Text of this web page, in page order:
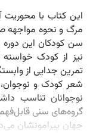
این کتاب با
مرگ و نحوه مواجهه
سن کودکان این دوره
نیز از کودک
تمرین جدایی از
شعر کودک و
نوجوانان تناسب
گروه‌های سنی
جهان پیرامونشان